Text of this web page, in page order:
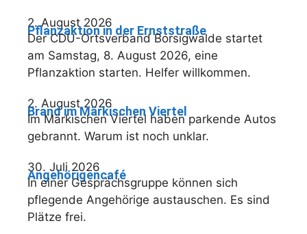
2. August 2026
Pflanzaktion in der Ernststraße
Der CDU-Ortsverband Borsigwalde startet
am Samstag, 8. August 2026, eine
Pflanzaktion starten. Helfer willkommen.
2. August 2026
Brand im Märkischen Viertel
Im Märkischen Viertel haben parkende Autos
gebrannt. Warum ist noch unklar.
30. Juli 2026
Angehörigencafé
In einer Gesprächsgruppe können sich
pflegende Angehörige austauschen. Es sind
Plätze frei.